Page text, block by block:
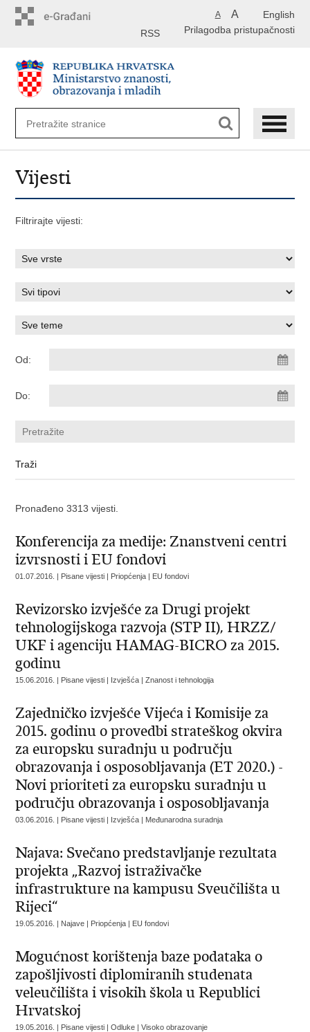
English
A A
Prilagodba pristupačnosti
RSS
Vijesti
Filtrirajte vijesti:
Od:
Do:
Pronađeno 3313 vijesti.
Konferencija za medije: Znanstveni centri
izvrsnosti i EU fondovi
01.07.2016. | Pisane vijesti | Priopćenja | EU fondovi
Revizorsko izvješće za Drugi projekt
tehnologijskoga razvoja (STP II), HRZZ/
UKF i agenciju HAMAG-BICRO za 2015.
godinu
15.06.2016. | Pisane vijesti | Izvješća | Znanost i tehnologija
Zajedničko izvješće Vijeća i Komisije za
2015. godinu o provedbi strateškog okvira
za europsku suradnju u području
obrazovanja i osposobljavanja (ET 2020.) -
Novi prioriteti za europsku suradnju u
području obrazovanja i osposobljavanja
03.06.2016. | Pisane vijesti | Izvješća | Međunarodna suradnja
Najava: Svečano predstavljanje rezultata
projekta „Razvoj istraživačke
infrastrukture na kampusu Sveučilišta u
Rijeci“
19.05.2016. | Najave | Priopćenja | EU fondovi
Mogućnost korištenja baze podataka o
zapošljivosti diplomiranih studenata
veleučilišta i visokih škola u Republici
Hrvatskoj
19.05.2016. | Pisane vijesti | Odluke | Visoko obrazovanje